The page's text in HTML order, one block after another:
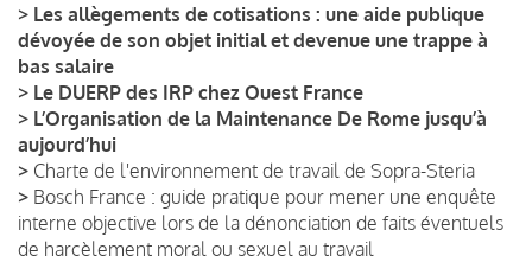
> Les allègements de cotisations : une aide publique
dévoyée de son objet initial et devenue une trappe à
bas salaire
> Le DUERP des IRP chez Ouest France
> L’Organisation de la Maintenance De Rome jusqu’à
aujourd’hui
> Charte de l'environnement de travail de Sopra-Steria
> Bosch France : guide pratique pour mener une enquête
interne objective lors de la dénonciation de faits éventuels
de harcèlement moral ou sexuel au travail